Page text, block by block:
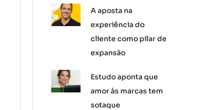
A aposta na
experiência do
cliente como pilar de
expansão
Estudo aponta que
amor às marcas tem
sotaque